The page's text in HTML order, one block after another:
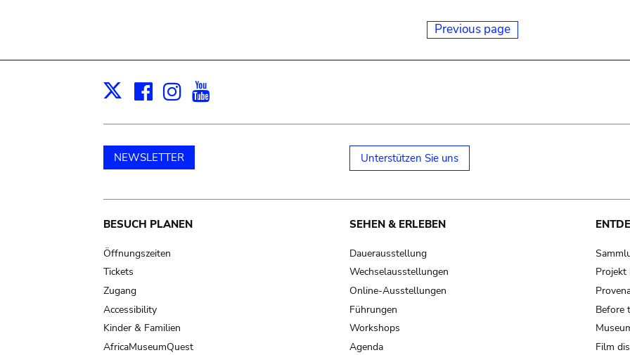
Previous page
X Facebook
Instagram
NEWSLETTER Unterstützen Sie uns
Main
navigation
BESUCH PLANEN
Öffnungszeiten
Tickets
Zugang
Accessibility
Kinder & Familien
AfricaMuseumQuest
SEHEN & ERLEBEN
Dauerausstellung
Wechselausstellungen
Online-Ausstellungen
Führungen
Workshops
Agenda
Projekt
Before
Film